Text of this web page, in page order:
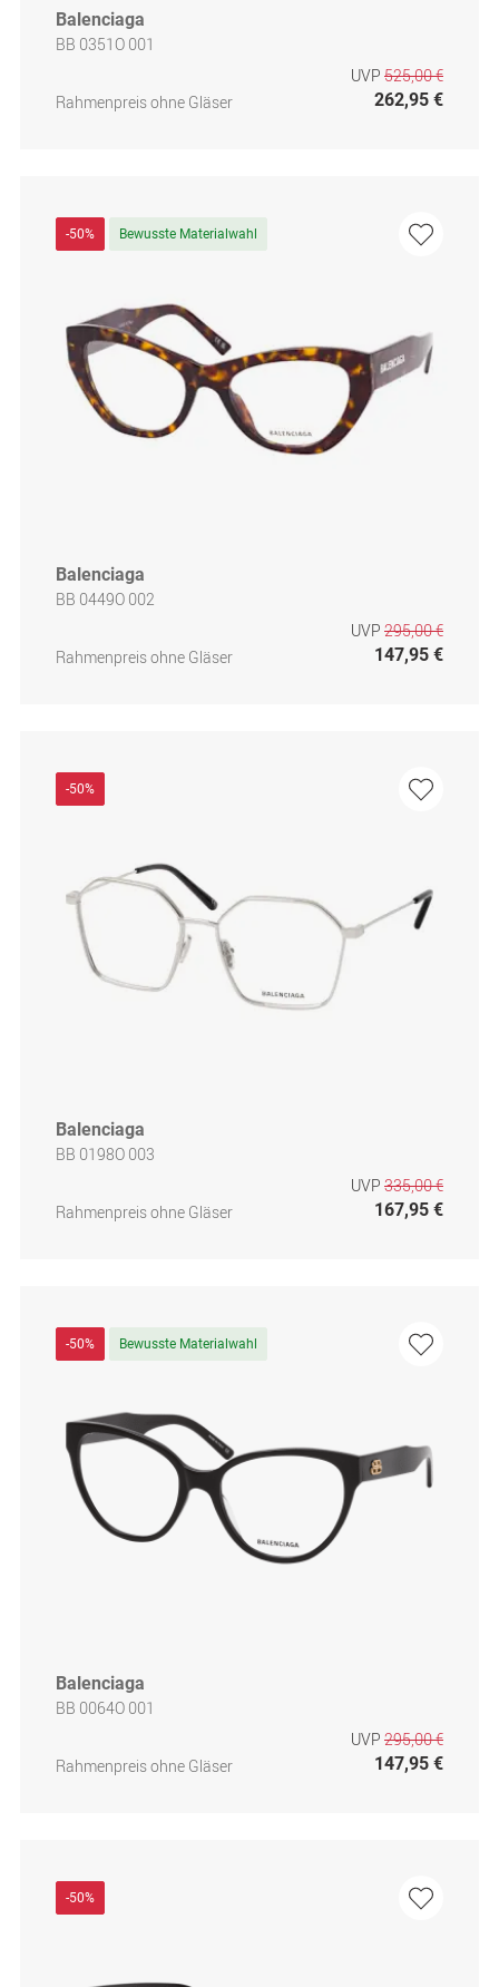
Balenciaga
BB 0351O 001
Rahmenpreis ohne Gläser
UVP 525,00 €
262,95 €
-50% Bewusste Materialwahl
Balenciaga
BB 0449O 002
Rahmenpreis ohne Gläser
UVP 295,00 €
147,95 €
-50%
Balenciaga
BB 0198O 003
Rahmenpreis ohne Gläser
UVP 335,00 €
167,95 €
-50% Bewusste Materialwahl
Balenciaga
BB 0064O 001
Rahmenpreis ohne Gläser
UVP 295,00 €
147,95 €
-50%